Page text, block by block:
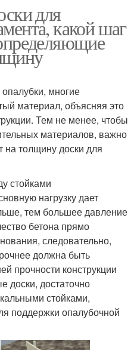
для
какой шаг
многие
материал, объясняя это
Тем не менее, чтобы
материалов, важно
на толщину доски для
стойками
нагрузку дает
тем большее давление
бетона прямо
следовательно,
должна быть
прочности конструкции
доски, достаточно
стойками,
поддержки опалубочной